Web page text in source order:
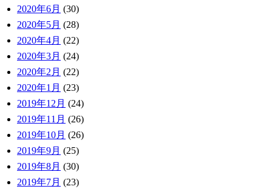
2020年6月 (30)
2020年5月 (28)
2020年4月 (22)
2020年3月 (24)
2020年2月 (22)
2020年1月 (23)
2019年12月 (24)
2019年11月 (26)
2019年10月 (26)
2019年9月 (25)
2019年8月 (30)
2019年7月 (23)